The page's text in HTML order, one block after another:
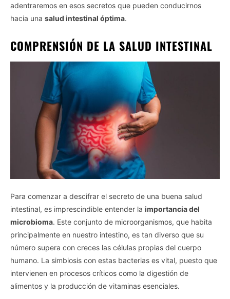
adentraremos en esos secretos que pueden conducirnos
hacia una salud intestinal óptima.
COMPRENSIÓN DE LA SALUD INTESTINAL
Para comenzar a descifrar el secreto de una buena salud
intestinal, es imprescindible entender la importancia del
microbioma. Este conjunto de microorganismos, que habita
principalmente en nuestro intestino, es tan diverso que su
número supera con creces las células propias del cuerpo
humano. La simbiosis con estas bacterias es vital, puesto que
intervienen en procesos críticos como la digestión de
alimentos y la producción de vitaminas esenciales.